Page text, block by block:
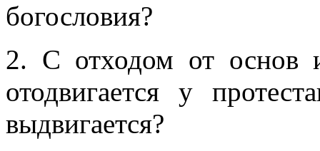
богословия?
2. С отходом от основ
отодвигается у
выдвигается?